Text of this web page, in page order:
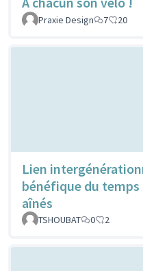
Praxie Design
7 20
Lien
bénéfique du temps
aînés
TSHOUBAT 0 2